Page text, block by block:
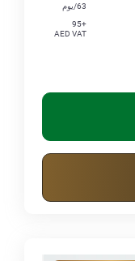
63/يوم
+95
AED VAT